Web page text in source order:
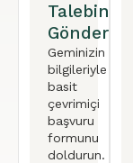
Talebinizi
Gönderin
Geminizin
bilgileriyle
basit
çevrimiçi
başvuru
formunu
doldurun.